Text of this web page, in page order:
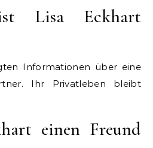
Lisa Eckhart
Informationen über eine
Ihr Privatleben bleibt
einen Freund